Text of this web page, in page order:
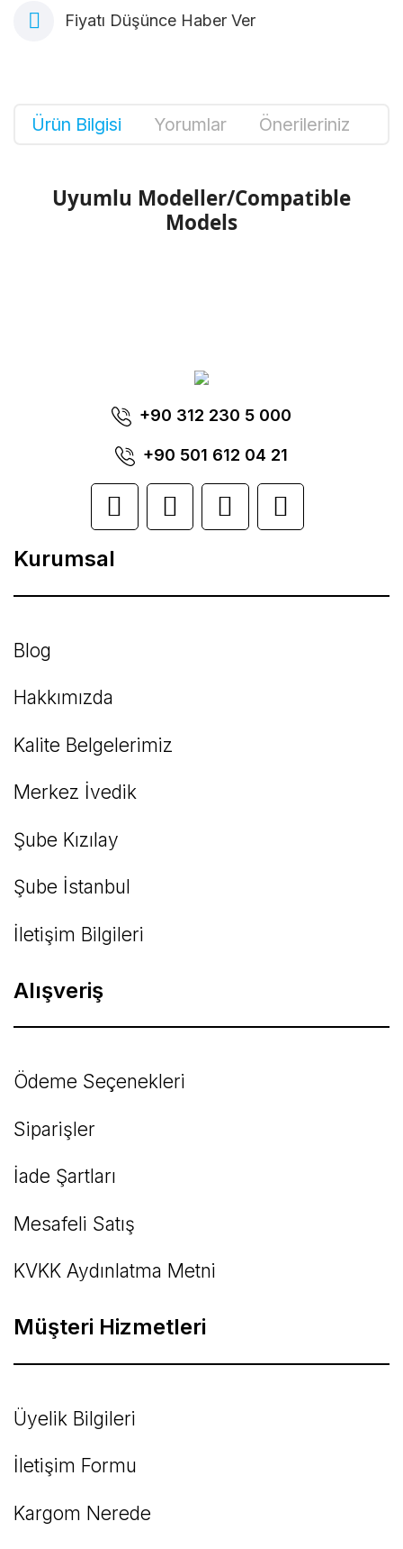
Fiyatı Düşünce Haber Ver
Ürün Bilgisi Yorumlar Önerileriniz
Uyumlu Modeller/Compatible
Models
Yorum Yaz
Ürün resmi kalitesiz, bozuk veya
görüntülenemiyor.
Ürün açıklamasında eksik bilgiler bulunuyor.
Ürün bilgilerinde hatalar bulunuyor.
Ürün fiyatı diğer sitelerden daha pahalı.
Bu ürüne benzer farklı alternatifler olmalı.
+90 312 230 5 000
+90 501 612 04 21
Kurumsal
Blog
Hakkımızda
Kalite Belgelerimiz
Merkez İvedik
Şube Kızılay
Şube İstanbul
İletişim Bilgileri
Alışveriş
Ödeme Seçenekleri
Siparişler
İade Şartları
Mesafeli Satış
KVKK Aydınlatma Metni
Müşteri Hizmetleri
Üyelik Bilgileri
İletişim Formu
Kargom Nerede